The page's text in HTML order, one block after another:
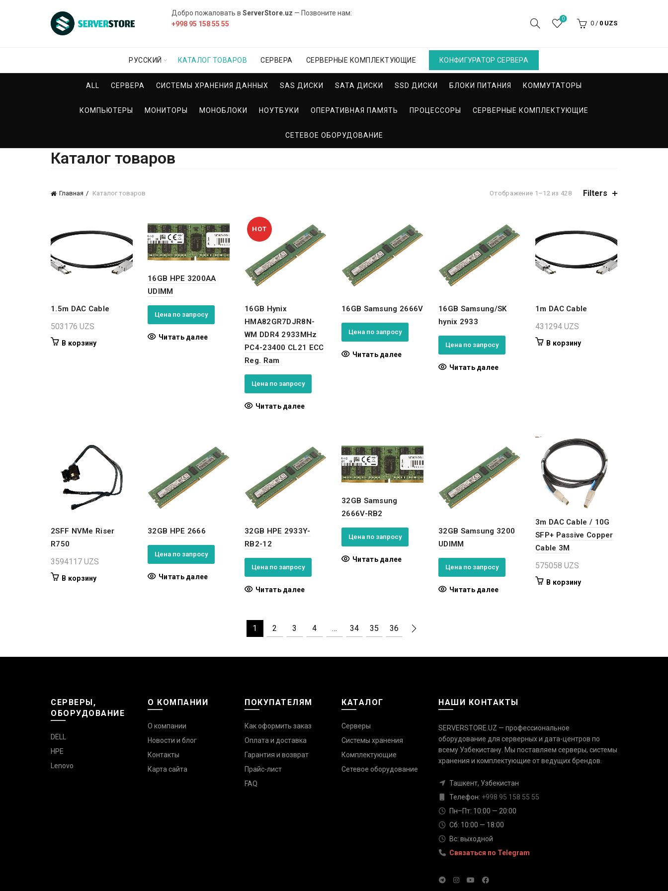
Добро пожаловать в ServerStore.uz — Позвоните нам:
+998 95 158 55 55
0
0 / 0 UZS
РУССКИЙ КАТАЛОГ ТОВАРОВ СЕРВЕРА СЕРВЕРНЫЕ КОМПЛЕКТУЮЩИЕ КОНФИГУРАТОР СЕРВЕРА
ALL СЕРВЕРА СИСТЕМЫ ХРАНЕНИЯ ДАННЫХ SAS ДИСКИ SATA ДИСКИ SSD ДИСКИ БЛОКИ ПИТАНИЯ КОММУТАТОРЫ
КОМПЬЮТЕРЫ МОНИТОРЫ МОНОБЛОКИ НОУТБУКИ ОПЕРАТИВНАЯ ПАМЯТЬ ПРОЦЕССОРЫ СЕРВЕРНЫЕ КОМПЛЕКТУЮЩИЕ
СЕТЕВОЕ ОБОРУДОВАНИЕ
Каталог товаров
Главная Каталог товаров Отображение 1–12 из 428 Filters
1.5m DAC Cable
503176 UZS
В корзину
16GB HPE 3200AA
UDIMM
Цена по запросу
Читать далее
HOT
16GB Hynix
HMA82GR7DJR8N-
WM DDR4 2933MHz
PC4-23400 CL21 ECC
Reg. Ram
Цена по запросу
Читать далее
16GB Samsung 2666V
Цена по запросу
Читать далее
16GB Samsung/SK
hynix 2933
Цена по запросу
Читать далее
1m DAC Cable
431294 UZS
В корзину
2SFF NVMe Riser
R750
3594117 UZS
В корзину
32GB HPE 2666
Цена по запросу
Читать далее
32GB HPE 2933Y-
RB2-12
Цена по запросу
Читать далее
32GB Samsung
2666V-RB2
Цена по запросу
Читать далее
32GB Samsung 3200
UDIMM
Цена по запросу
Читать далее
3m DAC Cable / 10G
SFP+ Passive Copper
Cable 3M
575058 UZS
В корзину
1 2 3 4 … 34 35 36
СЕРВЕРЫ,
ОБОРУДОВАНИЕ
DELL
HPE
Lenovo
О КОМПАНИИ
О компании
Новости и блог
Контакты
Карта сайта
ПОКУПАТЕЛЯМ
Как оформить заказ
Оплата и доставка
Гарантия и возврат
Прайс-лист
FAQ
КАТАЛОГ
Серверы
Системы хранения
Комплектующие
Сетевое оборудование
НАШИ КОНТАКТЫ
SERVERSTORE.UZ — профессиональное
оборудование для серверных и дата-центров по
всему Узбекистану. Мы поставляем серверы, системы
хранения и комплектующие от ведущих брендов.
Ташкент, Узбекистан
Телефон: +998 95 158 55 55
Пн–Пт: 10:00 — 20:00
Сб: 10:00 — 18:00
Вс: выходной
Связаться по Telegram
Связаться с нами
Ответим быстро — выберите
удобный канал